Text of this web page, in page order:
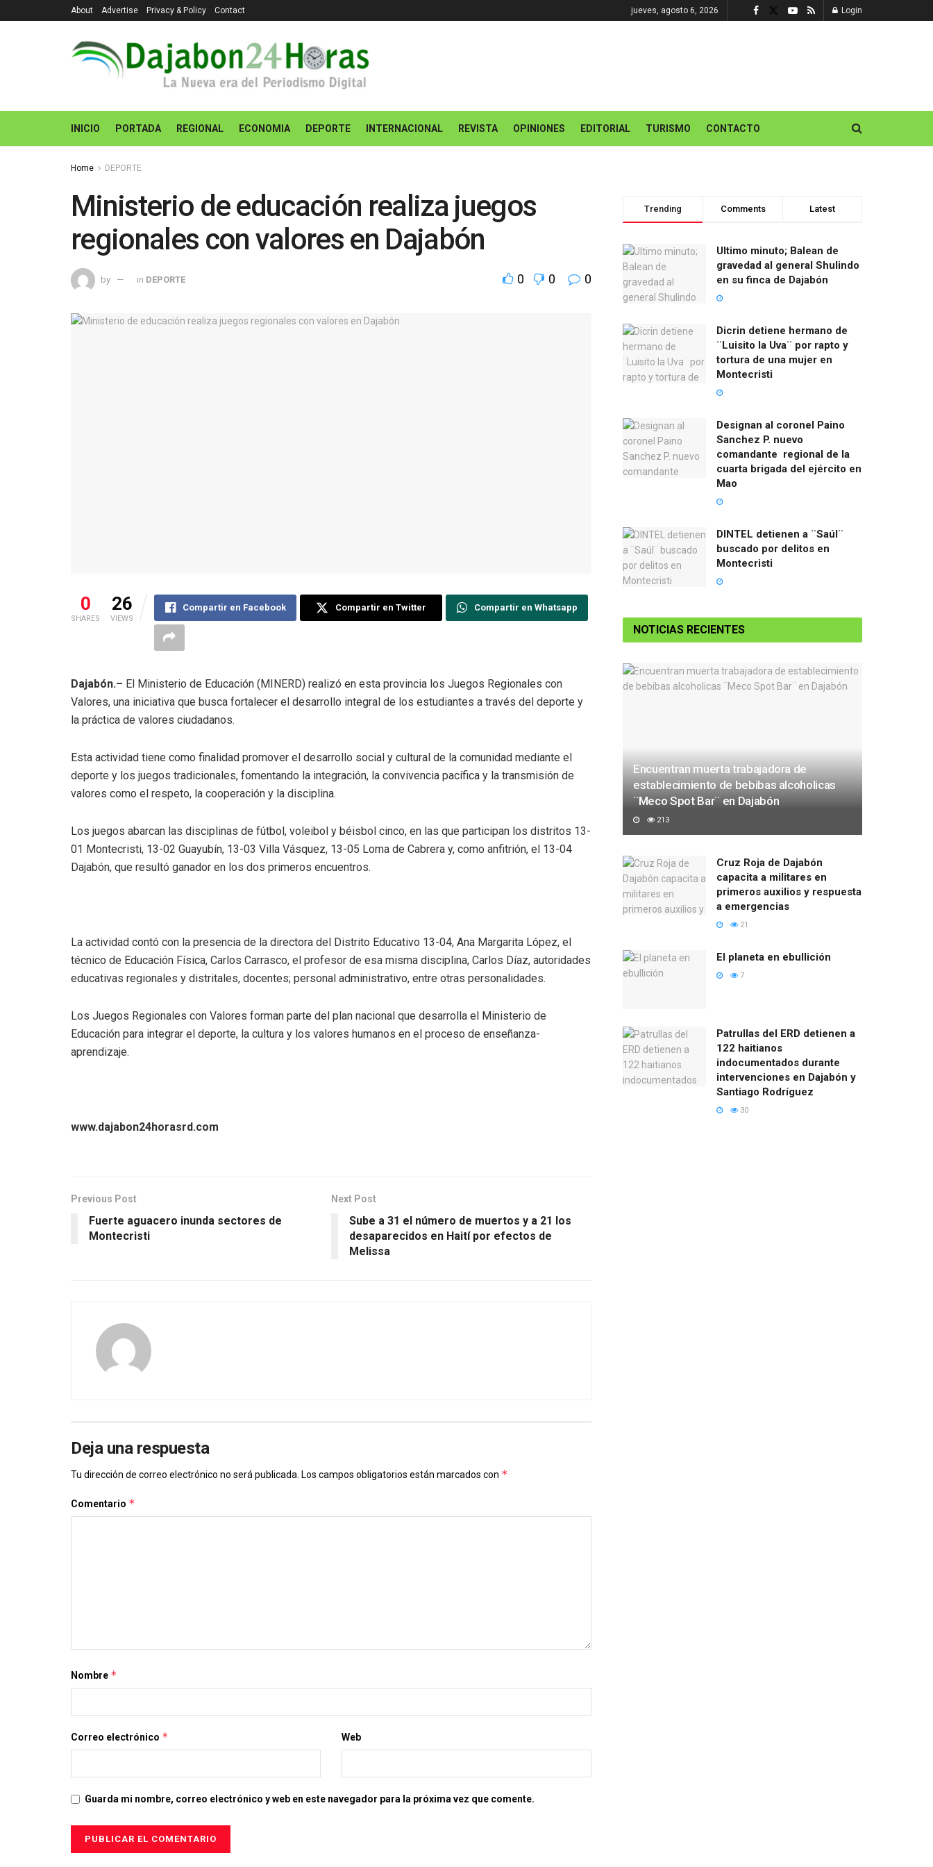
About Advertise Privacy & Policy Contact jueves, agosto 6, 2026 Login
INICIO PORTADA REGIONAL ECONOMIA DEPORTE INTERNACIONAL REVISTA OPINIONES EDITORIAL TURISMO CONTACTO
Home DEPORTE
Ministerio de educación realiza juegos
regionales con valores en Dajabón
by in DEPORTE 0 0 0
0
SHARES
26
VIEWS
Compartir en Facebook Compartir en Twitter Compartir en Whatsapp
Dajabón.– El Ministerio de Educación (MINERD) realizó en esta provincia los Juegos Regionales con
Valores, una iniciativa que busca fortalecer el desarrollo integral de los estudiantes a través del deporte y
la práctica de valores ciudadanos.
Esta actividad tiene como finalidad promover el desarrollo social y cultural de la comunidad mediante el
deporte y los juegos tradicionales, fomentando la integración, la convivencia pacífica y la transmisión de
valores como el respeto, la cooperación y la disciplina.
Los juegos abarcan las disciplinas de fútbol, voleibol y béisbol cinco, en las que participan los distritos 13-
01 Montecristi, 13-02 Guayubín, 13-03 Villa Vásquez, 13-05 Loma de Cabrera y, como anfitrión, el 13-04
Dajabón, que resultó ganador en los dos primeros encuentros.
La actividad contó con la presencia de la directora del Distrito Educativo 13-04, Ana Margarita López, el
técnico de Educación Física, Carlos Carrasco, el profesor de esa misma disciplina, Carlos Díaz, autoridades
educativas regionales y distritales, docentes; personal administrativo, entre otras personalidades.
Los Juegos Regionales con Valores forman parte del plan nacional que desarrolla el Ministerio de
Educación para integrar el deporte, la cultura y los valores humanos en el proceso de enseñanza-
aprendizaje.
www.dajabon24horasrd.com
Previous Post
Fuerte aguacero inunda sectores de
Montecristi
Next Post
Sube a 31 el número de muertos y a 21 los
desaparecidos en Haití por efectos de
Melissa
Deja una respuesta
Tu dirección de correo electrónico no será publicada. Los campos obligatorios están marcados con *
Comentario *
Nombre *
Correo electrónico * Web
Guarda mi nombre, correo electrónico y web en este navegador para la próxima vez que comente.
Trending Comments Latest
Ultimo minuto; Balean de
gravedad al general Shulindo
en su finca de Dajabón
Dicrin detiene hermano de
¨Luisito la Uva¨ por rapto y
tortura de una mujer en
Montecristi
Designan al coronel Paino
Sanchez P. nuevo
comandante regional de la
cuarta brigada del ejército en
Mao
DINTEL detienen a ¨Saúl¨
buscado por delitos en
Montecristi
NOTICIAS RECIENTES
Encuentran muerta trabajadora de
establecimiento de bebibas alcoholicas
¨Meco Spot Bar¨ en Dajabón
213
Cruz Roja de Dajabón
capacita a militares en
primeros auxilios y respuesta
a emergencias
21
El planeta en ebullición
7
Patrullas del ERD detienen a
122 haitianos
indocumentados durante
intervenciones en Dajabón y
Santiago Rodríguez
30